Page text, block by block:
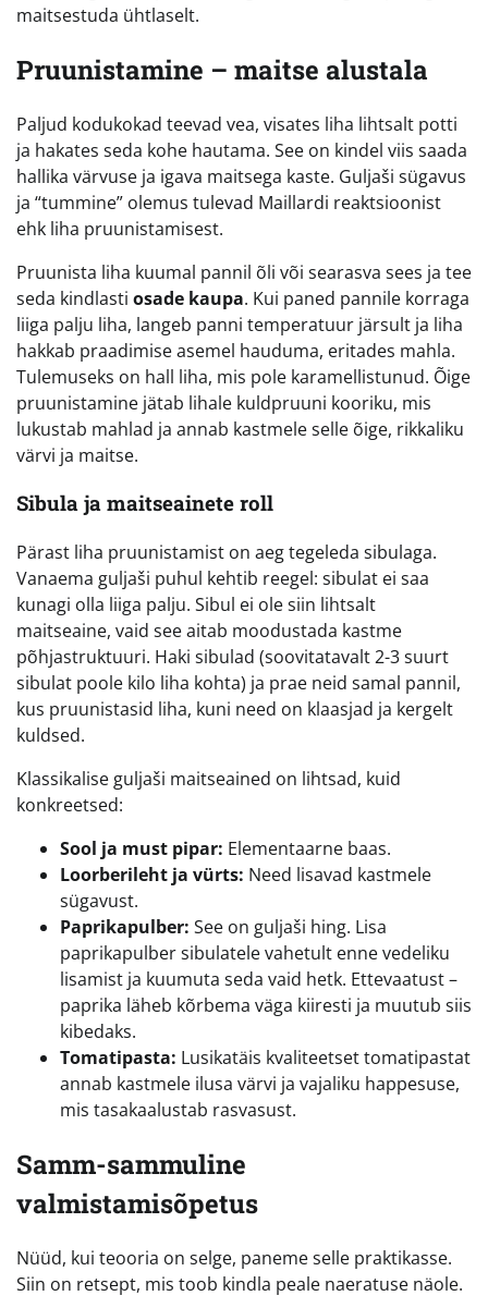
maitsestuda ühtlaselt.
Pruunistamine – maitse alustala
Paljud kodukokad teevad vea, visates liha lihtsalt potti
ja hakates seda kohe hautama. See on kindel viis saada
hallika värvuse ja igava maitsega kaste. Guljaši sügavus
ja “tummine” olemus tulevad Maillardi reaktsioonist
ehk liha pruunistamisest.
Pruunista liha kuumal pannil õli või searasva sees ja tee
seda kindlasti osade kaupa. Kui paned pannile korraga
liiga palju liha, langeb panni temperatuur järsult ja liha
hakkab praadimise asemel hauduma, eritades mahla.
Tulemuseks on hall liha, mis pole karamellistunud. Õige
pruunistamine jätab lihale kuldpruuni kooriku, mis
lukustab mahlad ja annab kastmele selle õige, rikkaliku
värvi ja maitse.
Sibula ja maitseainete roll
Pärast liha pruunistamist on aeg tegeleda sibulaga.
Vanaema guljaši puhul kehtib reegel: sibulat ei saa
kunagi olla liiga palju. Sibul ei ole siin lihtsalt
maitseaine, vaid see aitab moodustada kastme
põhjastruktuuri. Haki sibulad (soovitatavalt 2-3 suurt
sibulat poole kilo liha kohta) ja prae neid samal pannil,
kus pruunistasid liha, kuni need on klaasjad ja kergelt
kuldsed.
Klassikalise guljaši maitseained on lihtsad, kuid
konkreetsed:
Sool ja must pipar: Elementaarne baas.
Loorberileht ja vürts: Need lisavad kastmele
sügavust.
Paprikapulber: See on guljaši hing. Lisa
paprikapulber sibulatele vahetult enne vedeliku
lisamist ja kuumuta seda vaid hetk. Ettevaatust –
paprika läheb kõrbema väga kiiresti ja muutub siis
kibedaks.
Tomatipasta: Lusikatäis kvaliteetset tomatipastat
annab kastmele ilusa värvi ja vajaliku happesuse,
mis tasakaalustab rasvasust.
Samm-sammuline
valmistamisõpetus
Nüüd, kui teooria on selge, paneme selle praktikasse.
Siin on retsept, mis toob kindla peale naeratuse näole.